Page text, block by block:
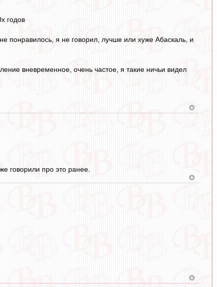
годов
понравилось, я не говорил, лучше или хуже Абаскаль, и
вневременное, очень частое, я такие ничьи видел
говорили про это ранее.